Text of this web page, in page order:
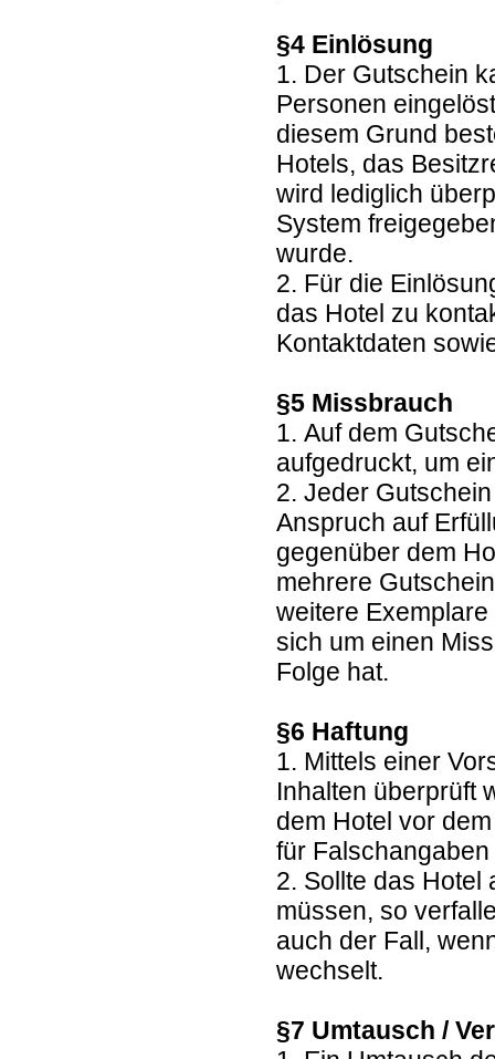
§4 Einlösung
1. Der Gutschein
Personen
diesem Grund
Hotels, das
wird lediglich
System
wurde.
2. Für die
das Hotel zu
Kontaktdaten
§5 Missbrauch
1. Auf dem
aufgedruckt, um
2. Jeder
Anspruch auf
gegenüber dem
mehrere
weitere
sich um einen
Folge hat.
§6 Haftung
1. Mittels einer
Inhalten überprüft
dem Hotel vor
für
2. Sollte das Hotel
müssen, so
auch der Fall,
wechselt.
§7 Umtausch /